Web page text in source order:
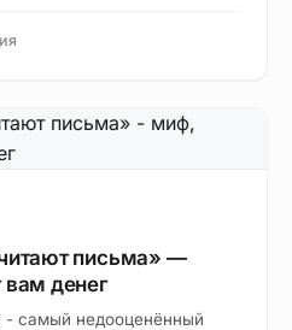
письма» —
вам денег
- самый недооценённый